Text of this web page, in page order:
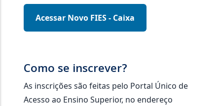
Acessar Novo FIES - Caixa
Como se inscrever?
As inscrições são feitas pelo Portal Único de
Acesso ao Ensino Superior, no endereço